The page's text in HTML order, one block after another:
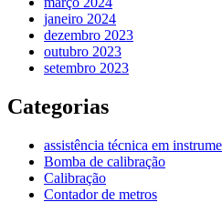
janeiro 2024
dezembro 2023
outubro 2023
setembro 2023
Categorias
assistência técnica em
Bomba de calibração
Calibração
Contador de metros